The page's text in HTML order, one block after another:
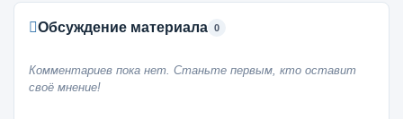
Обсуждение материала 0
Комментариев пока нет. Станьте первым, кто оставит
своё мнение!